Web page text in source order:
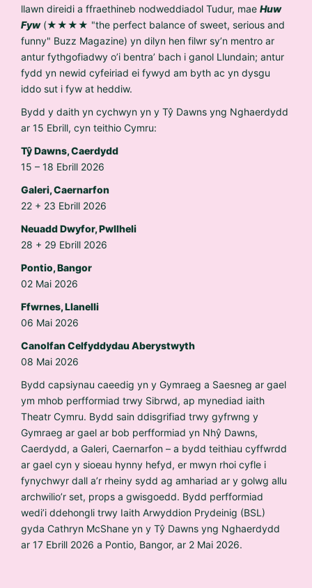
llawn direidi a ffraethineb nodweddiadol Tudur, mae Huw
Fyw(★★★★ "the perfect balance of sweet, serious and
funny" Buzz Magazine) yn dilyn hen filwr sy’n mentro ar
antur fythgofiadwy o’i bentra’ bach i ganol Llundain; antur
fydd yn newid cyfeiriad ei fywyd am byth ac yn dysgu
iddo sut i fyw at heddiw.
Bydd y daith yn cychwyn yn y Tŷ Dawns yng Nghaerdydd
ar 15 Ebrill, cyn teithio Cymru:
Tŷ Dawns, Caerdydd
15 – 18 Ebrill 2026
Galeri, Caernarfon
22 + 23 Ebrill 2026
Neuadd Dwyfor, Pwllheli
28 + 29 Ebrill 2026
Pontio, Bangor
02 Mai 2026
Ffwrnes, Llanelli
06 Mai 2026
Canolfan Celfyddydau Aberystwyth
08 Mai 2026
Bydd capsiynau caeedig yn y Gymraeg a Saesneg ar gael
ym mhob perfformiad trwy Sibrwd, ap mynediad iaith
Theatr Cymru. Bydd sain ddisgrifiad trwy gyfrwng y
Gymraeg ar gael ar bob perfformiad yn Nhŷ Dawns,
Caerdydd, a Galeri, Caernarfon – a bydd teithiau cyffwrdd
ar gael cyn y sioeau hynny hefyd, er mwyn rhoi cyfle i
fynychwyr dall a’r rheiny sydd ag amhariad ar y golwg allu
archwilio’r set, props a gwisgoedd. Bydd perfformiad
wedi’i ddehongli trwy Iaith Arwyddion Prydeinig (BSL)
gyda Cathryn McShane yn y Tŷ Dawns yng Nghaerdydd
ar 17 Ebrill 2026 a Pontio, Bangor, ar 2 Mai 2026.